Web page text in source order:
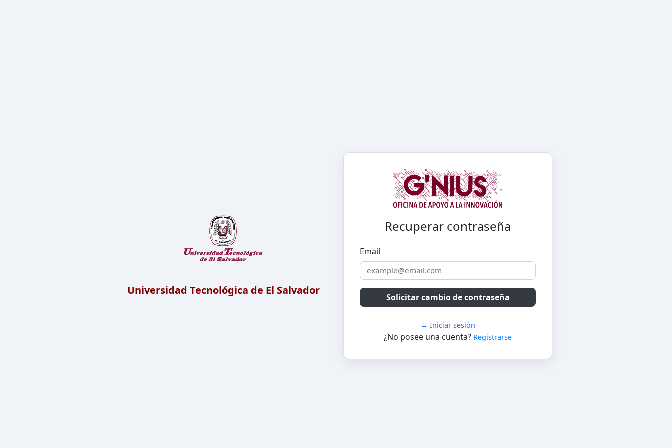
Universidad Tecnológica de El Salvador
Recuperar contraseña
Email
Solicitar cambio de contraseña
← Iniciar sesión
¿No posee una cuenta? Registrarse